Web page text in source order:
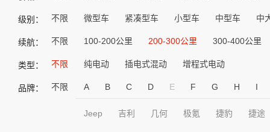
级别： 不限 微型车 紧凑型车 小型车 中型车 中
续航： 不限 100-200公里 200-300公里 300-400公里
类型： 不限 纯电动 插电式混动 增程式电动
品牌： 不限 A B C D E F G H I
Jeep 吉利 几何 极氪 捷豹 捷途